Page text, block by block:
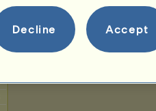
Decline Accept